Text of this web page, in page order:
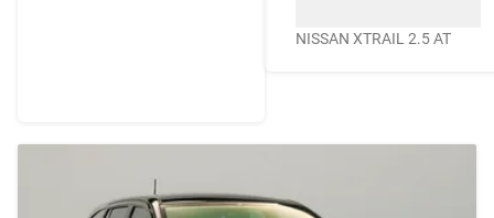
NISSAN XTRAIL 2.5 AT